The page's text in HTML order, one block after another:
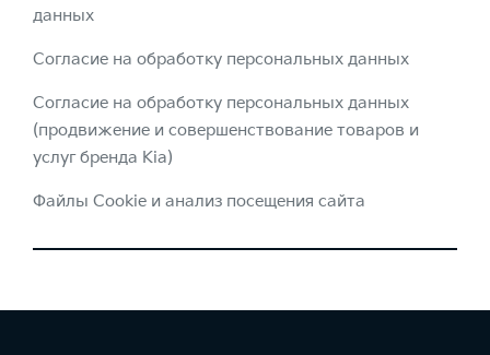
данных
Согласие на обработку персональных данных
Согласие на обработку персональных данных
(продвижение и совершенствование товаров и
услуг бренда Kia)
Файлы Cookie и анализ посещения сайта